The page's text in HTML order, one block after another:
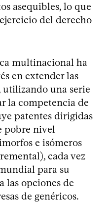
asequibles, lo que
del derecho
multinacional ha
en extender las
utilizando una serie
la competencia de
patentes dirigidas
pobre nivel
e isómeros
cada vez
para su
las opciones de
de genéricos.